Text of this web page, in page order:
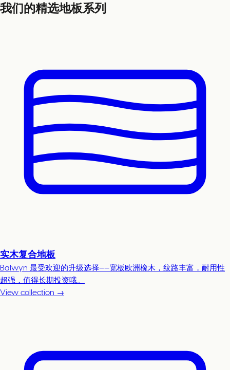
我们的精选地板系列
实木复合地板
Balwyn 最受欢迎的升级选择——宽板欧洲橡木，纹路丰富，耐用性
超强，值得长期投资哦。
View collection →